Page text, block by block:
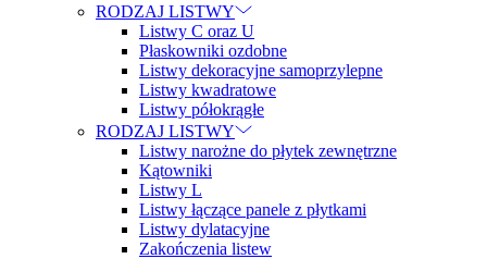
RODZAJ LISTWY
Listwy C oraz U
Płaskowniki ozdobne
Listwy dekoracyjne samoprzylepne
Listwy kwadratowe
Listwy półokrągłe
RODZAJ LISTWY
Listwy narożne do płytek zewnętrzne
Kątowniki
Listwy L
Listwy łączące panele z płytkami
Listwy dylatacyjne
Zakończenia listew